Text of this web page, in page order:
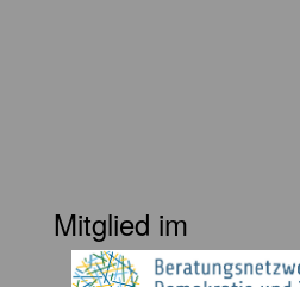
Mitglied im